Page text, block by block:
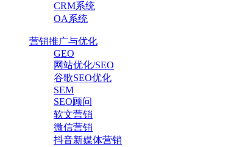
CRM系统
OA系统
营销推广与优化
GEO
网站优化/SEO
谷歌SEO优化
SEM
SEO顾问
软文营销
微信营销
抖音新媒体营销